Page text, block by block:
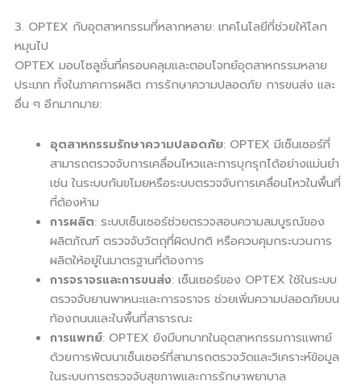
3. OPTEX กับอุตสาหกรรมที่หลากหลาย: เทคโนโลยีที่ช่วยให้โลก
หมุนไป
OPTEX มอบโซลูชั่นที่ครอบคลุมและตอบโจทย์อุตสาหกรรมหลาย
ประเภท ทั้งในภาคการผลิต การรักษาความปลอดภัย การขนส่ง และ
อื่น ๆ อีกมากมาย:
อุตสาหกรรมรักษาความปลอดภัย: OPTEX มีเซ็นเซอร์ที่
สามารถตรวจจับการเคลื่อนไหวและการบุกรุกได้อย่างแม่นยำ
เช่น ในระบบกันขโมยหรือระบบตรวจจับการเคลื่อนไหวในพื้นที่
ที่ต้องห้าม
การผลิต: ระบบเซ็นเซอร์ช่วยตรวจสอบความสมบูรณ์ของ
ผลิตภัณฑ์ ตรวจจับวัตถุที่ผิดปกติ หรือควบคุมกระบวนการ
ผลิตให้อยู่ในมาตรฐานที่ต้องการ
การจราจรและการขนส่ง: เซ็นเซอร์ของ OPTEX ใช้ในระบบ
ตรวจจับยานพาหนะและการจราจร ช่วยเพิ่มความปลอดภัยบน
ท้องถนนและในพื้นที่สาธารณะ
การแพทย์: OPTEX ยังมีบทบาทในอุตสาหกรรมการแพทย์
ด้วยการพัฒนาเซ็นเซอร์ที่สามารถตรวจวัดและวิเคราะห์ข้อมูล
ในระบบการตรวจจับสุขภาพและการรักษาพยาบาล